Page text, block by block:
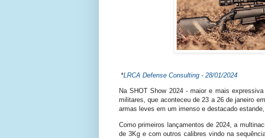
*LRCA Defense Consulting - 28/01/2024
Na SHOT Show 2024 - maior e mais
militares, que aconteceu de 23 a 26 de janeiro
armas leves em um imenso e destacado
Como primeiros lançamentos de 2024, a
de 3Kg e com outros calibres vindo na